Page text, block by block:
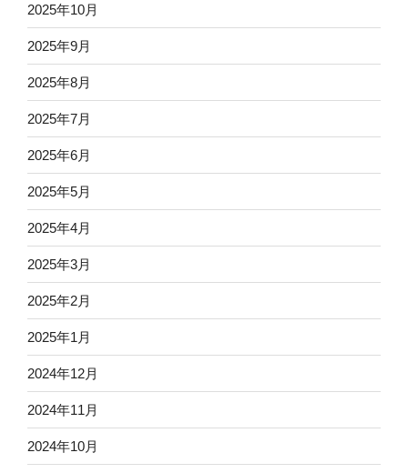
2025年10月
2025年9月
2025年8月
2025年7月
2025年6月
2025年5月
2025年4月
2025年3月
2025年2月
2025年1月
2024年12月
2024年11月
2024年10月